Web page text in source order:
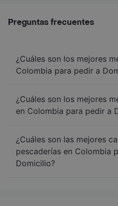
Preguntas frecuentes
¿Cuáles son los mejores
Colombia para pedir a
¿Cuáles son los mejores
en Colombia para pedir a
¿Cuáles son las mejores
pescaderías en Colombia
Domicilio?